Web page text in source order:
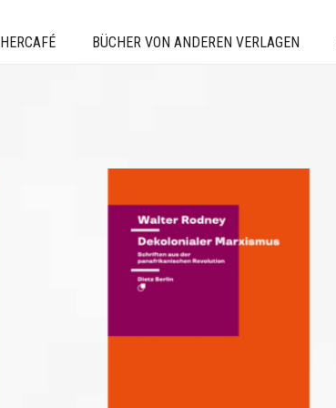
BÜCHER VON ANDEREN VERLAGEN